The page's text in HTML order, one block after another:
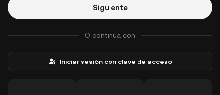
Siguiente
O continúa con
Iniciar sesión con clave de acceso